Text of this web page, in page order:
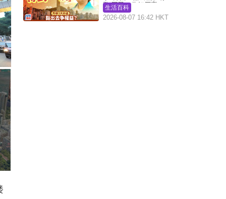
数 网民：你好厉害
生活百科
2026-08-07 16:42 HKT